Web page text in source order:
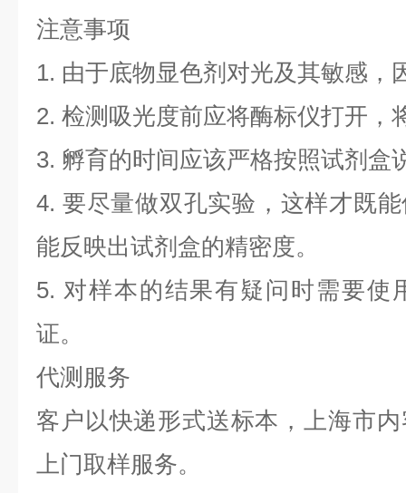
注意事项
1. 由于底物显色剂对光及其敏感，
2. 检测吸光度前应将酶标仪打开，
3. 孵育的时间应该严格按照试剂盒
4. 要尽量做双孔实验，这样才既
能反映出试剂盒的精密度。
5. 对样本的结果有疑问时需要使
证。
代测服务
客户以快递形式送标本，上海市
上门取样服务。